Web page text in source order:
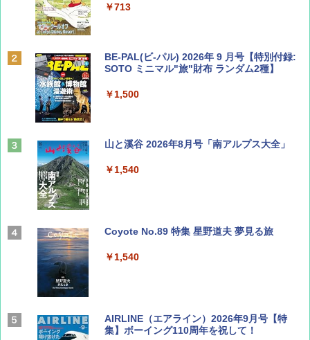
￥713
BE-PAL(ビ-パル) 2026年 9 月号【特別付録:
SOTO ミニマル"旅"財布 ランダム2種】
￥1,500
山と溪谷 2026年8月号「南アルプス大全」
￥1,540
Coyote No.89 特集 星野道夫 夢見る旅
￥1,540
AIRLINE（エアライン）2026年9月号【特
集】ボーイング110周年を祝して！